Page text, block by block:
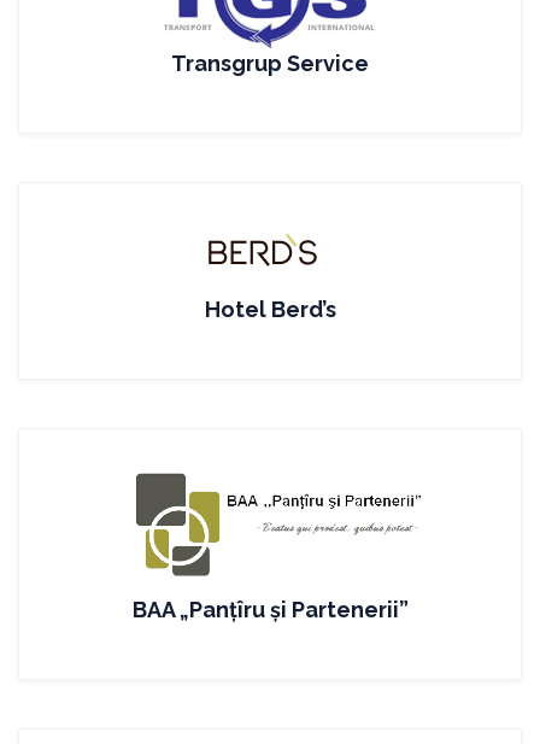
Transgrup Service
Hotel Berd’s
BAA „Panțîru și Partenerii”